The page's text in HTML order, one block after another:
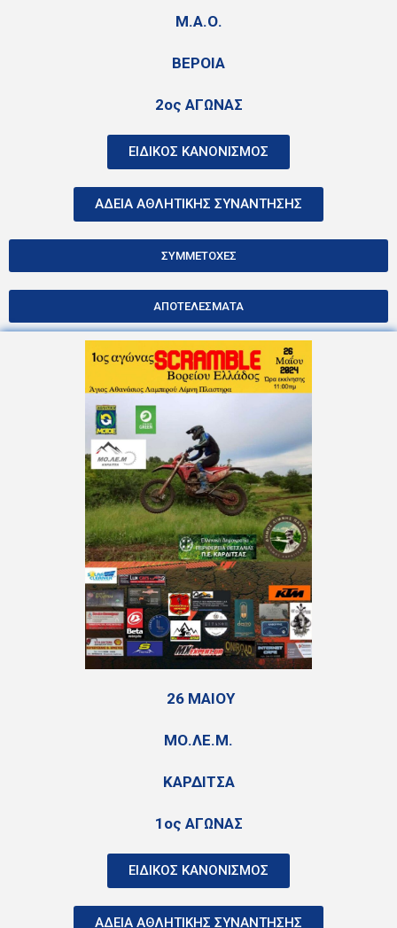
Μ.Α.Ο.
ΒΕΡΟΙΑ
2ος ΑΓΩΝΑΣ
ΕΙΔΙΚΟΣ ΚΑΝΟΝΙΣΜΟΣ
ΑΔΕΙΑ ΑΘΛΗΤΙΚΗΣ ΣΥΝΑΝΤΗΣΗΣ
ΣΥΜΜΕΤΟΧΕΣ
ΑΠΟΤΕΛΕΣΜΑΤΑ
26 ΜΑΙΟΥ
ΜΟ.ΛΕ.Μ.
ΚΑΡΔΙΤΣΑ
1ος ΑΓΩΝΑΣ
ΕΙΔΙΚΟΣ ΚΑΝΟΝΙΣΜΟΣ
ΑΔΕΙΑ ΑΘΛΗΤΙΚΗΣ ΣΥΝΑΝΤΗΣΗΣ